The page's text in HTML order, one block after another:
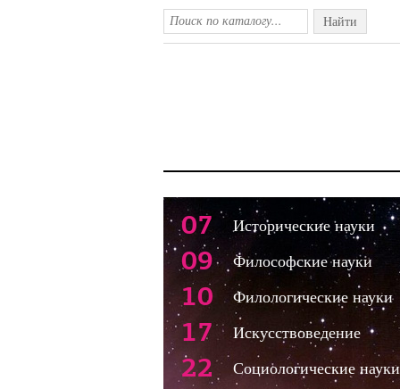
Найти
07 Исторические науки
09 Философские науки
10 Филологические науки
17 Искусствоведение
22 Социологические науки